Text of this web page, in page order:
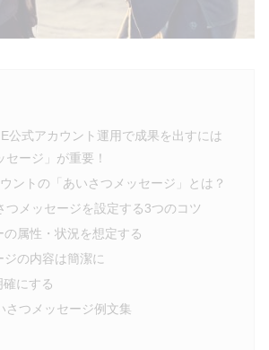
公式アカウント運用で成果を出すには
セージ」が重要！
ントの「あいさつメッセージ」とは？
つメッセージを設定する3つのコツ
の属性・状況を想定する
ジの内容は簡潔に
にする
さつメッセージ例文集